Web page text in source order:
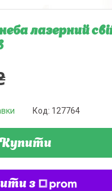
лазерний
Код: 127764
з